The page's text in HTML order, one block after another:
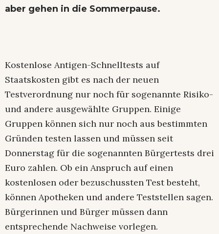
aber gehen in die Sommerpause.
Kostenlose Antigen-Schnelltests auf
Staatskosten gibt es nach der neuen
Testverordnung nur noch für sogenannte Risiko-
und andere ausgewählte Gruppen. Einige
Gruppen können sich nur noch aus bestimmten
Gründen testen lassen und müssen seit
Donnerstag für die sogenannten Bürgertests drei
Euro zahlen. Ob ein Anspruch auf einen
kostenlosen oder bezuschussten Test besteht,
können Apotheken und andere Teststellen sagen.
Bürgerinnen und Bürger müssen dann
entsprechende Nachweise vorlegen.